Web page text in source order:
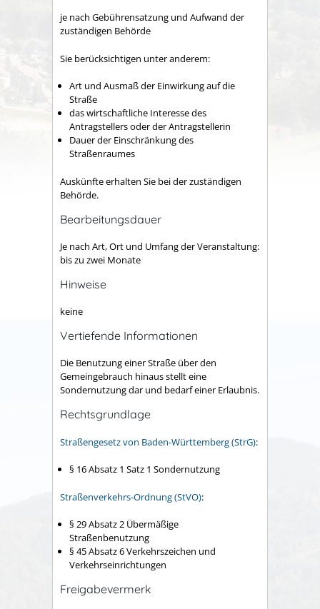
je nach Gebührensatzung und Aufwand der
zuständigen Behörde
Sie berücksichtigen unter anderem:
Art und Ausmaß der Einwirkung auf die
Straße
das wirtschaftliche Interesse des
Antragstellers oder der Antragstellerin
Dauer der Einschränkung des
Straßenraumes
Auskünfte erhalten Sie bei der zuständigen
Behörde.
Bearbeitungsdauer
Je nach Art, Ort und Umfang der Veranstaltung:
bis zu zwei Monate
Hinweise
keine
Vertiefende Informationen
Die Benutzung einer Straße über den
Gemeingebrauch hinaus stellt eine
Sondernutzung dar und bedarf einer Erlaubnis.
Rechtsgrundlage
Straßengesetz von Baden-Württemberg (StrG):
§ 16 Absatz 1 Satz 1 Sondernutzung
Straßenverkehrs-Ordnung (StVO):
§ 29 Absatz 2 Übermäßige
Straßenbenutzung
§ 45 Absatz 6Verkehrszeichen und
Verkehrseinrichtungen
Freigabevermerk